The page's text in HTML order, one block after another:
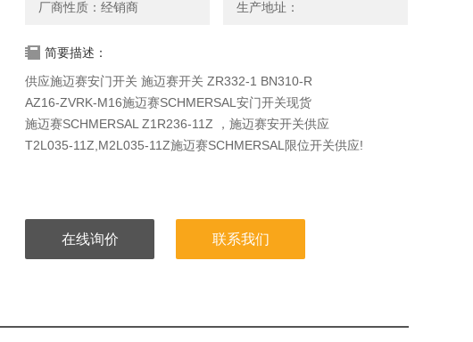
厂商性质：经销商 生产地址：
简要描述：
供应施迈赛安门开关 施迈赛开关 ZR332-1 BN310-R
AZ16-ZVRK-M16施迈赛SCHMERSAL安门开关现货
施迈赛SCHMERSAL Z1R236-11Z ，施迈赛安开关供应
T2L035-11Z,M2L035-11Z施迈赛SCHMERSAL限位开关供应!
在线询价 联系我们